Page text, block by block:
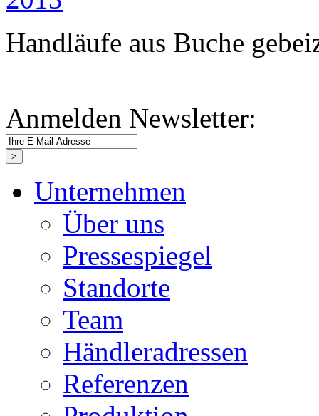
Handläufe aus Buche
Anmelden Newsletter:
Unternehmen
Über uns
Pressespiegel
Standorte
Team
Händleradressen
Referenzen